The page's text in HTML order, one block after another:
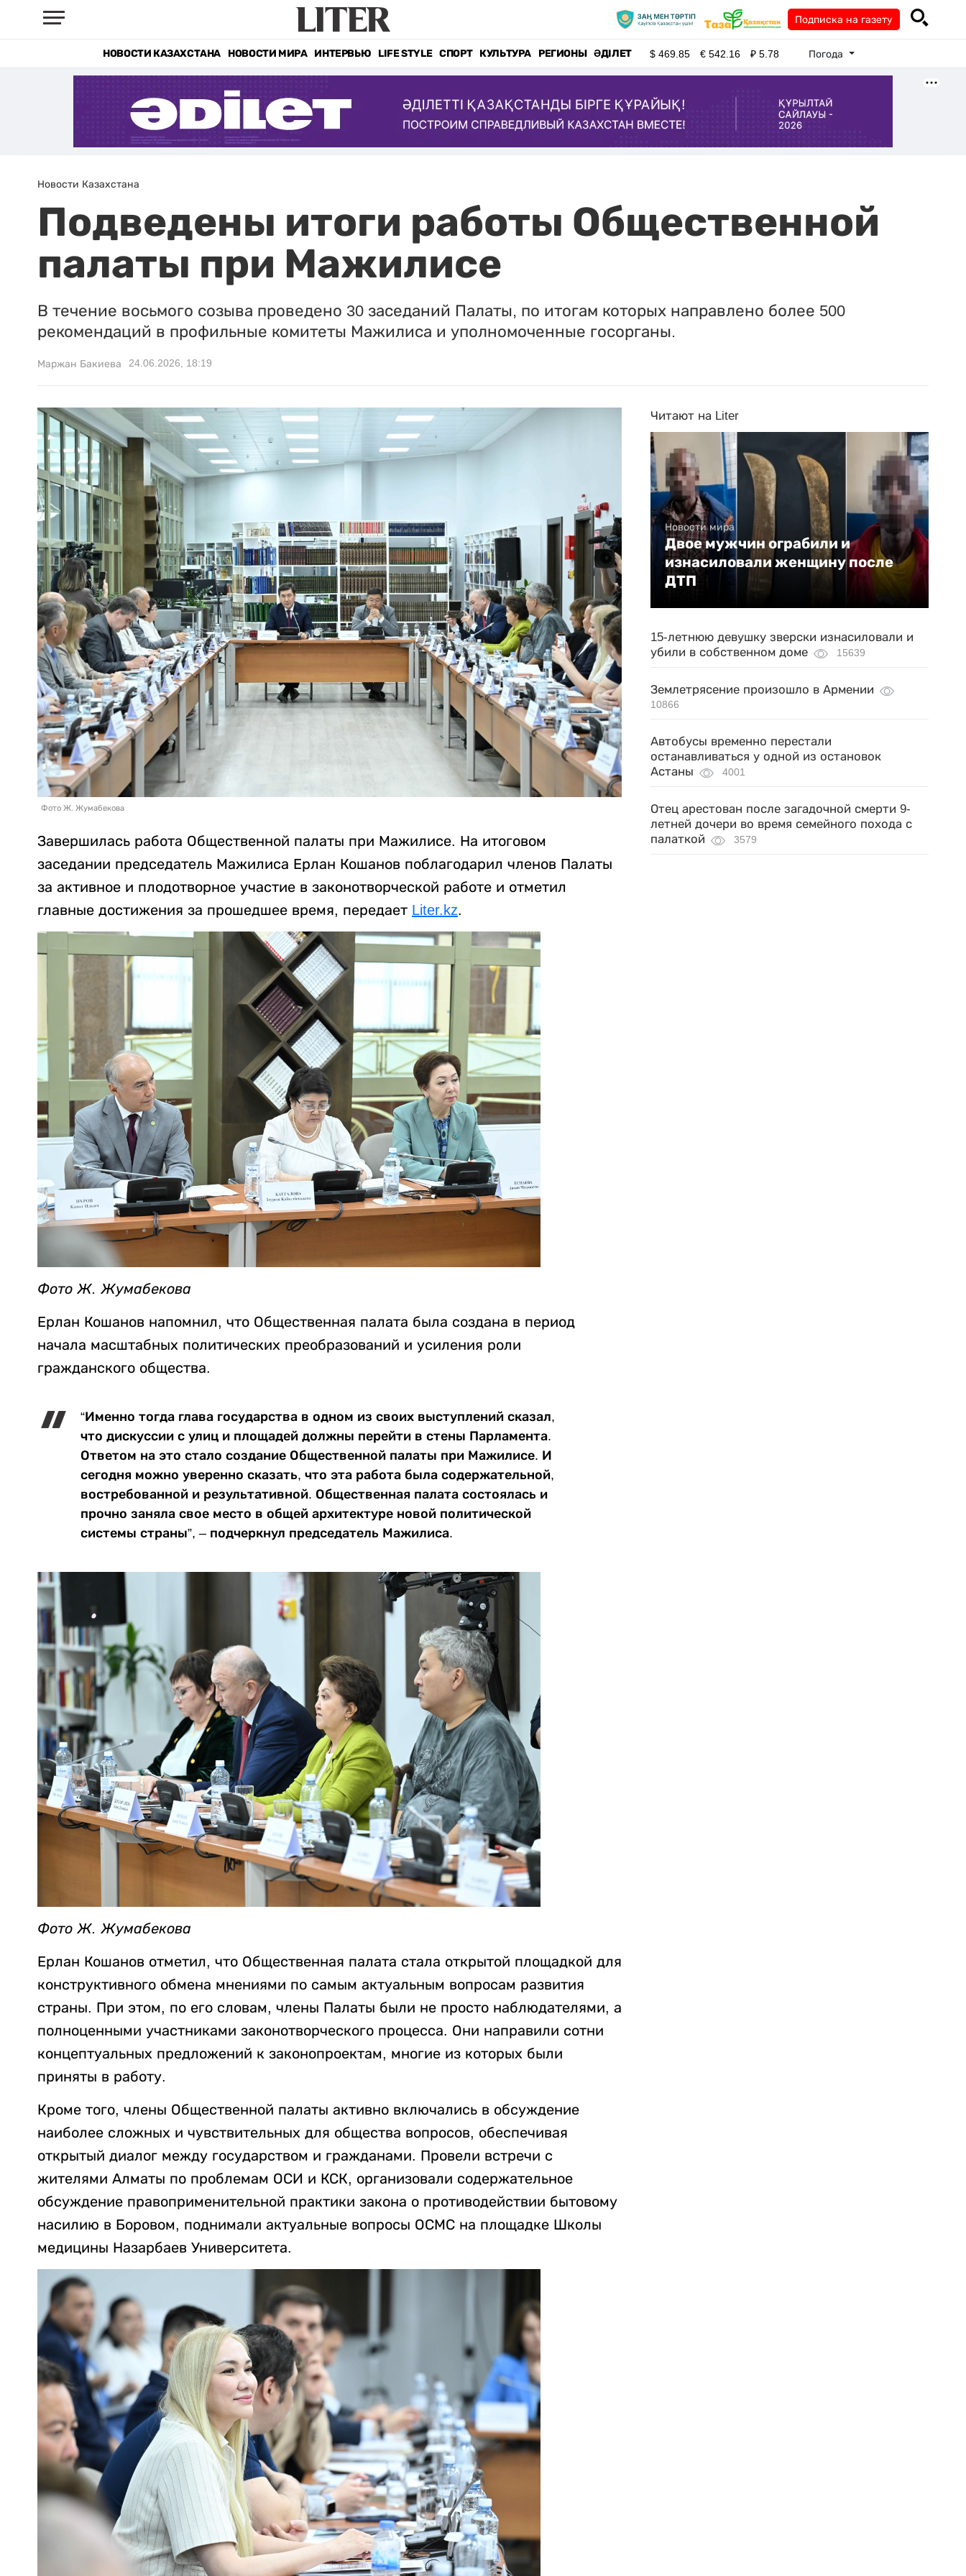
Подписка на газету
НОВОСТИ КАЗАХСТАНА НОВОСТИ МИРА ИНТЕРВЬЮ LIFE STYLE СПОРТ КУЛЬТУРА РЕГИОНЫ ӘДІЛЕТ $469.85 €542.16 ₽5.78 Погода
Новости Казахстана
Подведены итоги работы Общественной
палаты при Мажилисе
В течение восьмого созыва проведено 30 заседаний Палаты, по итогам которых направлено более 500
рекомендаций в профильные комитеты Мажилиса и уполномоченные госорганы.
Маржан Бакиева 24.06.2026, 18:19
Фото Ж. Жумабекова
Завершилась работа Общественной палаты при Мажилисе. На итоговом
заседании председатель Мажилиса Ерлан Кошанов поблагодарил членов Палаты
за активное и плодотворное участие в законотворческой работе и отметил
главные достижения за прошедшее время, передает Liter.kz.
Фото Ж. Жумабекова
Ерлан Кошанов напомнил, что Общественная палата была создана в период
начала масштабных политических преобразований и усиления роли
гражданского общества.
“Именно тогда глава государства в одном из своих выступлений сказал,
что дискуссии с улиц и площадей должны перейти в стены Парламента.
Ответом на это стало создание Общественной палаты при Мажилисе. И
сегодня можно уверенно сказать, что эта работа была содержательной,
востребованной и результативной. Общественная палата состоялась и
прочно заняла свое место в общей архитектуре новой политической
системы страны”, – подчеркнул председатель Мажилиса.
Фото Ж. Жумабекова
Ерлан Кошанов отметил, что Общественная палата стала открытой площадкой для
конструктивного обмена мнениями по самым актуальным вопросам развития
страны. При этом, по его словам, члены Палаты были не просто наблюдателями, а
полноценными участниками законотворческого процесса. Они направили сотни
концептуальных предложений к законопроектам, многие из которых были
приняты в работу.
Кроме того, члены Общественной палаты активно включались в обсуждение
наиболее сложных и чувствительных для общества вопросов, обеспечивая
открытый диалог между государством и гражданами. Провели встречи с
жителями Алматы по проблемам ОСИ и КСК, организовали содержательное
обсуждение правоприменительной практики закона о противодействии бытовому
насилию в Боровом, поднимали актуальные вопросы ОСМС на площадке Школы
медицины Назарбаев Университета.
Читают на Liter
Новости мира
Двое мужчин ограбили и
изнасиловали женщину после
ДТП
15-летнюю девушку зверски изнасиловали и
убили в собственном доме
15639
Землетрясение произошло в Армении
10866
Автобусы временно перестали
останавливаться у одной из остановок
Астаны
4001
Отец арестован после загадочной смерти 9-
летней дочери во время семейного похода с
палаткой
3579